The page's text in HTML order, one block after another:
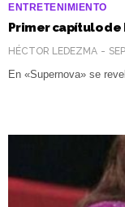
ENTRETENIMIENTO
Primer capítulo de
HÉCTOR LEDEZMA
En «Supernova» se